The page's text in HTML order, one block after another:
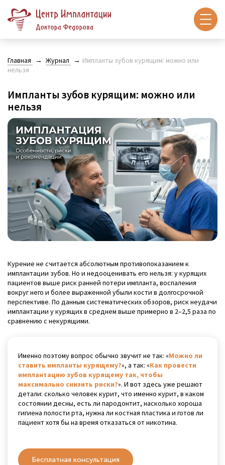
Главная Журнал
Импланты зубов курящим: можно или
нельзя
Импланты зубов курящим: можно или
нельзя
Курение не считается абсолютным противопоказанием к
имплантации зубов. Но и недооценивать его нельзя: у курящих
пациентов выше риск ранней потери импланта, воспаления
вокруг него и более выраженной убыли кости в долгосрочной
перспективе. По данным систематических обзоров, риск неудачи
имплантации у курящих в среднем выше примерно в 2–2,5 раза по
сравнению с некурящими.
Именно поэтому вопрос обычно звучит не так: «Можно ли
ставить импланты курящему?», а так: «Как провести
имплантацию зубов курящему так, чтобы
максимально снизить риски?». И вот здесь уже решают
детали: сколько человек курит, что именно курит, в каком
состоянии десны, есть ли пародонтит, насколько хороша
гигиена полости рта, нужна ли костная пластика и готов ли
пациент хотя бы на время отказаться от никотина.
Бесплатная консультация